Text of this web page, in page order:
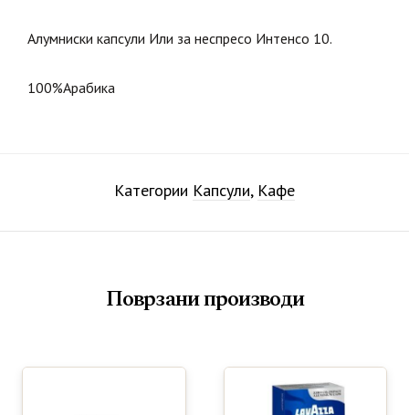
Алумниски капсули Или за неспресо Интенсо 10.
100%Арабика
Категории Капсули, Кафе
Поврзани производи